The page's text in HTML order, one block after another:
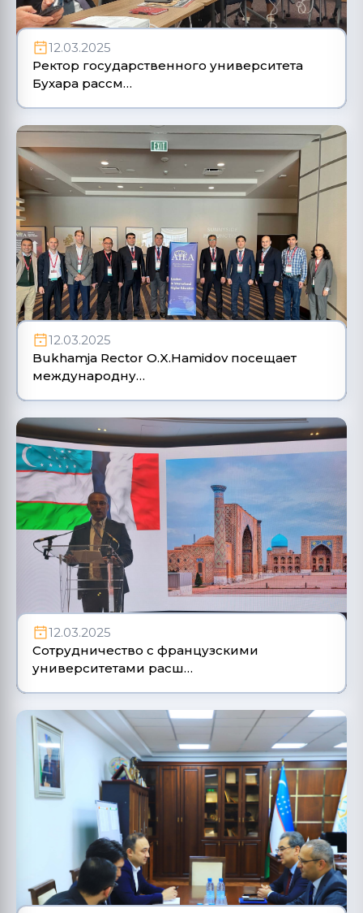
12.03.2025
Ректор государственного университета
Бухара рассм…
12.03.2025
Bukhamja Rector O.X.Hamidov посещает
международну…
12.03.2025
Сотрудничество с французскими
университетами расш…